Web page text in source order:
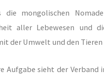
die mongolischen
aller Lebewesen und
der Umwelt und den Tieren
Aufgabe sieht der Verband